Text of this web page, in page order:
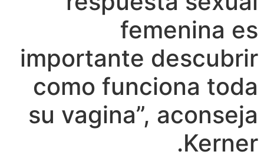
femenina es
importante descubrir
como funciona toda
su vagina”, aconseja
Kerner.